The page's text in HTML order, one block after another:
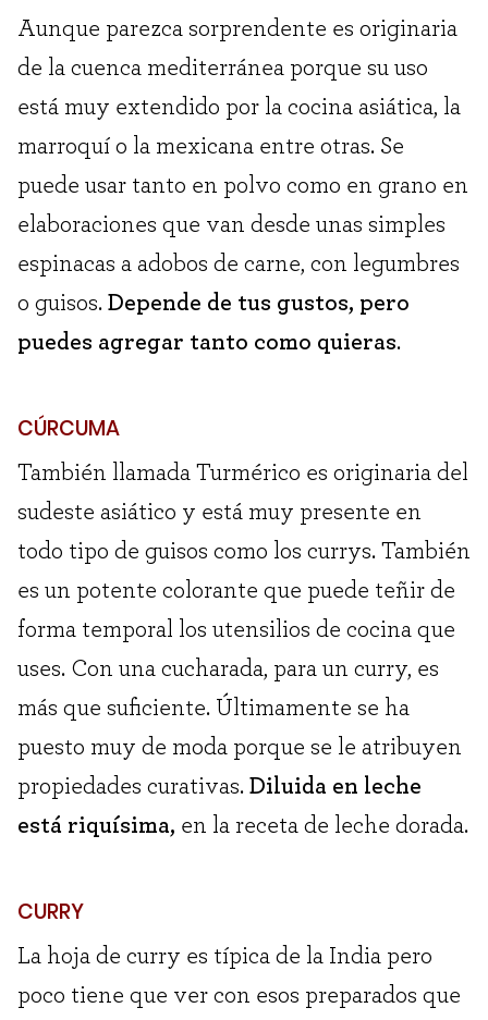
Aunque parezca sorprendente es originaria
de la cuenca mediterránea porque su uso
está muy extendido por la cocina asiática, la
marroquí o la mexicana entre otras. Se
puede usar tanto en polvo como en grano en
elaboraciones que van desde unas simples
espinacas a adobos de carne, con legumbres
o guisos. Depende de tus gustos, pero
puedes agregar tanto como quieras.
CÚRCUMA
También llamada Turmérico es originaria del
sudeste asiático y está muy presente en
todo tipo de guisos como los currys. También
es un potente colorante que puede teñir de
forma temporal los utensilios de cocina que
uses. Con una cucharada, para un curry, es
más que suficiente. Últimamente se ha
puesto muy de moda porque se le atribuyen
propiedades curativas. Diluida en leche
está riquísima, en la receta de leche dorada.
CURRY
La hoja de curry es típica de la India pero
poco tiene que ver con esos preparados que